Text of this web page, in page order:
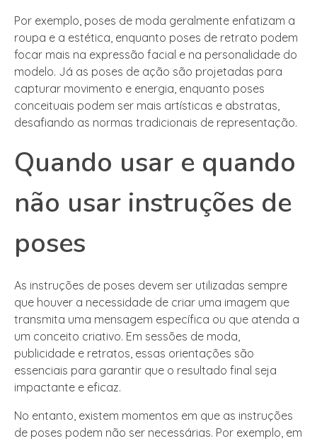
Por exemplo, poses de moda geralmente enfatizam a
roupa e a estética, enquanto poses de retrato podem
focar mais na expressão facial e na personalidade do
modelo. Já as poses de ação são projetadas para
capturar movimento e energia, enquanto poses
conceituais podem ser mais artísticas e abstratas,
desafiando as normas tradicionais de representação.
Quando usar e quando
não usar instruções de
poses
As instruções de poses devem ser utilizadas sempre
que houver a necessidade de criar uma imagem que
transmita uma mensagem específica ou que atenda a
um conceito criativo. Em sessões de moda,
publicidade e retratos, essas orientações são
essenciais para garantir que o resultado final seja
impactante e eficaz.
No entanto, existem momentos em que as instruções
de poses podem não ser necessárias. Por exemplo, em